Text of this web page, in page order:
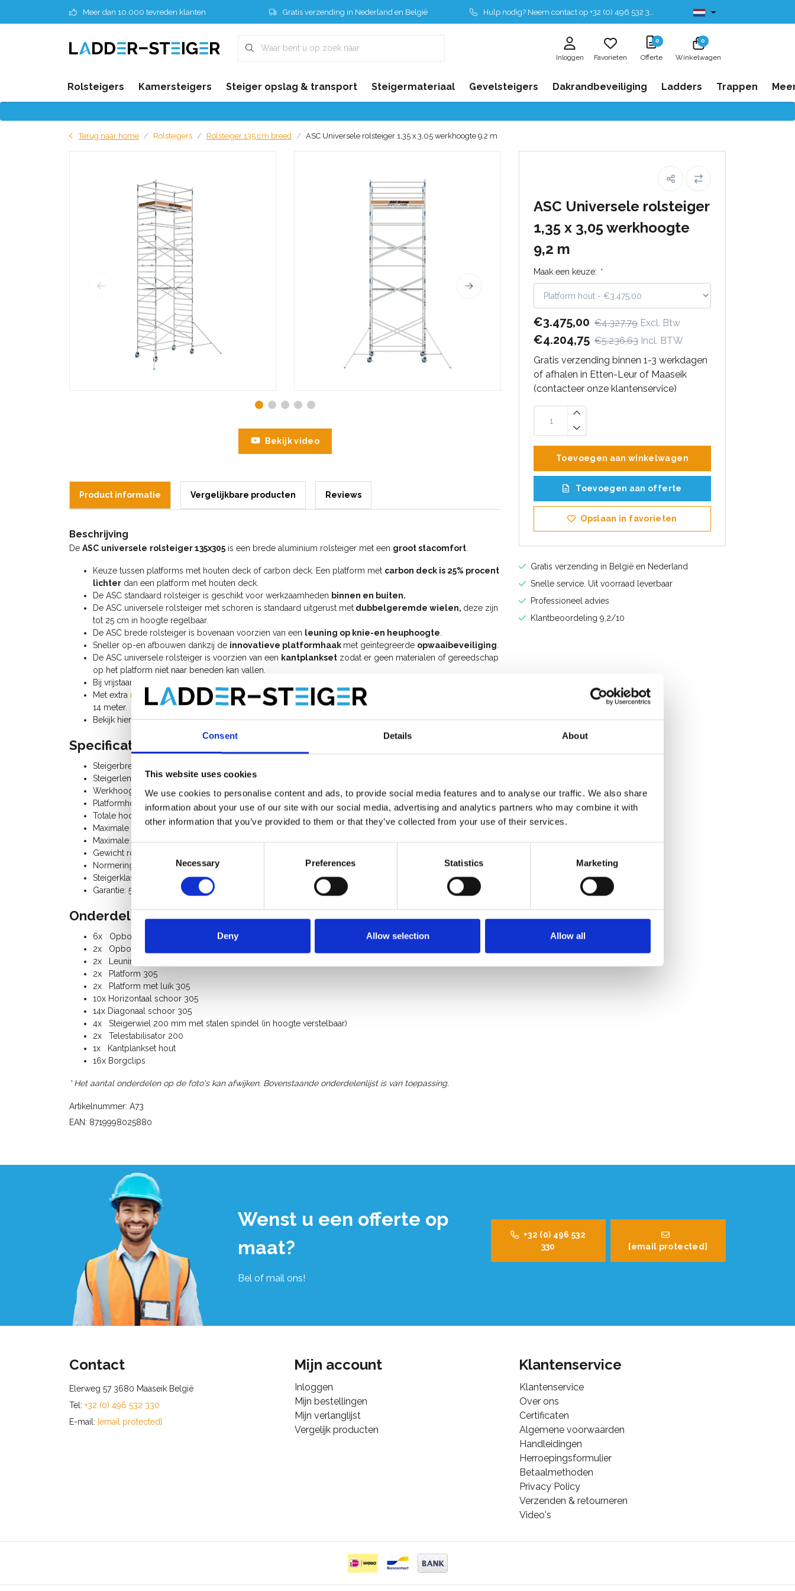
Consent Details About
This website uses cookies
We use cookies to personalise content and ads, to provide social media features and to analyse our traffic. We also share
information about your use of our site with our social media, advertising and analytics partners who may combine it with
other information that you’ve provided to them or that they’ve collected from your use of their services.
Consent
Selection
Necessary Preferences Statistics Marketing
Deny Allow selection Allow all
Meer dan 10.000 tevreden klanten Gratis verzending in Nederland en België Hulp nodig? Neem contact op +32 (0) 496 532 330 Leverbaar uit voorraad
Inloggen Favorieten
0
Offerte
0
Winkelwagen
Rolsteigers Kamersteigers Steiger opslag & transport Steigermateriaal Gevelsteigers Dakrandbeveiliging Ladders Trappen
Terug naar home Rolsteigers Rolsteiger 135 cm breed ASC Universele rolsteiger 1,35 x 3,05 werkhoogte 9,2 m
ASC Universele rolsteiger
1,35 x 3,05 werkhoogte
9,2 m
Maak een keuze: *
€3.475,00 €4.327,79 Excl. Btw
€4.204,75 €5.236,63 Incl. BTW
Gratis verzending binnen 1-3 werkdagen
of afhalen in Etten-Leur of Maaseik
(contacteer onze klantenservice)
Toevoegen aan winkelwagen
Toevoegen aan offerte
Opslaan in favorieten
Gratis verzending in België en Nederland
Snelle service. Uit voorraad leverbaar
Professioneel advies
Klantbeoordeling 9,2/10
Bekijk video
Product informatie Vergelijkbare producten Reviews
Beschrijving
De ASC universele rolsteiger 135x305 is een brede aluminium rolsteiger met een groot stacomfort
Keuze tussen platforms met houten deck of carbon deck. Een platform met carbon deck is 25% procent
lichter dan een platform met houten deck.
De ASC standaard rolsteiger is geschikt voor werkzaamheden binnen en buiten.
De ASC universele rolsteiger met schoren is standaard uitgerust met dubbelgeremde wielen, deze zijn
tot 25 cm in hoogte regelbaar.
De ASC brede rolsteiger is bovenaan voorzien van een leuning op knie-en heuphoogte
Sneller op-en afbouwen dankzij de innovatieve platformhaak met geïntegreerde opwaaibeveiliging
De ASC universele rolsteiger is voorzien van een kantplankset zodat er geen materialen of gereedschap
op het platform niet naar beneden kan vallen.
Bij vrijstaand gebruik heeft u 4
Met extra rolsteiger onderdelen kan u deze universele rolsteiger 135 cm breed uitbreiden tot werkhoogte
14 meter.
Bekijk hier dehandleiding ASC universele rolsteiger
Specificaties:
Steigerbreedte: 1,35 m
Steigerlengte: 3,05 m
Werkhoogte: 9,20 m
Platformhoogte: 7,20 m
Totale hoogte rolsteiger: 8,20 m
Maximale belasting per platform: 250 Kg
Maximale belasting rolsteiger: 750 Kg
Gewicht rolsteiger: 277 Kg
Normering: TÜV-GS
Steigerklasse III (200 Kg/m²)
Garantie: 5 jaar
Onderdelenlijst:
6x Opbouwframe 135-28-7
2x Opbouwframe 135-28-4
2x Leuningframe 135-50-2
2x Platform 305
2x Platform met luik 305
10x Horizontaal schoor 305
14x Diagonaal schoor 305
4x Steigerwiel 200 mm met stalen spindel (in hoogte verstelbaar)
2x Telestabilisator 200
1x Kantplankset hout
16x Borgclips
* Het aantal onderdelen op de foto's kan afwijken. Bovenstaande onderdelenlijst is van toepassing.
Artikelnummer: A73
EAN: 8719998025880
Wenst u een offerte op
maat?
Bel of mail ons!
+32 (0) 496 532
330
[email protected]
Contact
Elerweg 57 3680 Maaseik België
Tel: +32 (0) 496 532 330
E-mail: [email protected]
Mijn account
Inloggen
Mijn bestellingen
Mijn verlanglijst
Vergelijk producten
Klantenservice
Klantenservice
Over ons
Certificaten
Algemene voorwaarden
Handleidingen
Herroepingsformulier
Betaalmethoden
Privacy Policy
Verzenden & retourneren
Video's